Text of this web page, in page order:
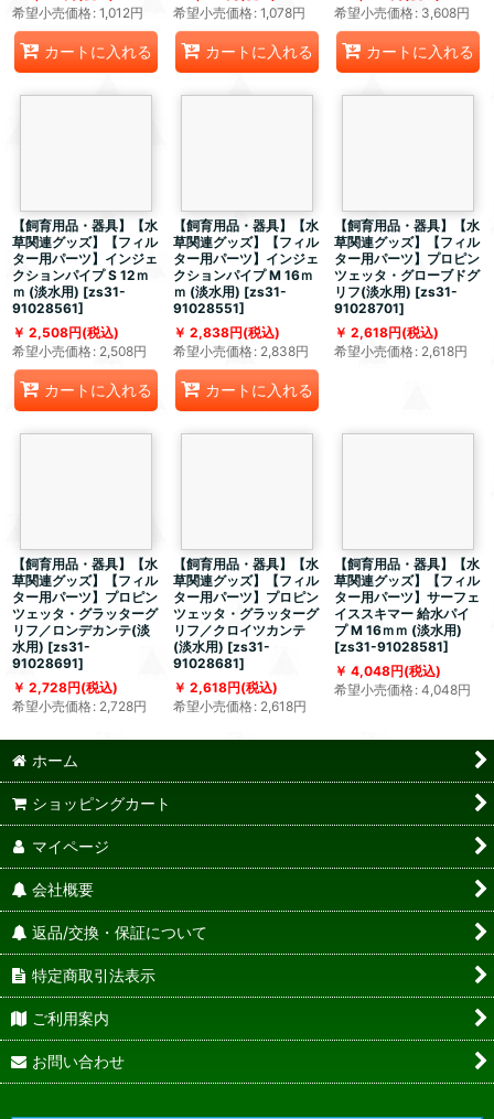
希望小売価格: 1,012円
カートに入れる
希望小売価格: 1,078円
カートに入れる
希望小売価格: 3,608円
カートに入れる
【飼育用品・器具】【水
草関連グッズ】【フィル
ター用パーツ】インジェ
クションパイプ S 12ｍ
ｍ (淡水用) [zs31-
91028561]
2,508円(税込)
希望小売価格: 2,508円
カートに入れる
【飼育用品・器具】【水
草関連グッズ】【フィル
ター用パーツ】インジェ
クションパイプ M 16ｍ
ｍ (淡水用) [zs31-
91028551]
2,838円(税込)
希望小売価格: 2,838円
カートに入れる
【飼育用品・器具】【水
草関連グッズ】【フィル
ター用パーツ】プロピン
ツェッタ・グローブドグ
リフ(淡水用) [zs31-
91028701]
2,618円(税込)
希望小売価格: 2,618円
【飼育用品・器具】【水
草関連グッズ】【フィル
ター用パーツ】プロピン
ツェッタ・グラッターグ
リフ／ロンデカンテ(淡
水用) [zs31-
91028691]
2,728円(税込)
希望小売価格: 2,728円
【飼育用品・器具】【水
草関連グッズ】【フィル
ター用パーツ】プロピン
ツェッタ・グラッターグ
リフ／クロイツカンテ
(淡水用) [zs31-
91028681]
2,618円(税込)
希望小売価格: 2,618円
【飼育用品・器具】【水
草関連グッズ】【フィル
ター用パーツ】サーフェ
イススキマー 給水パイ
プ M 16ｍｍ (淡水用)
[zs31-91028581]
4,048円(税込)
希望小売価格: 4,048円
ホーム
ショッピングカート
マイページ
会社概要
返品/交換・保証について
特定商取引法表示
ご利用案内
お問い合わせ